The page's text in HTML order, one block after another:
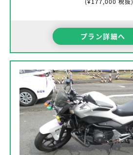
プラン詳細へ